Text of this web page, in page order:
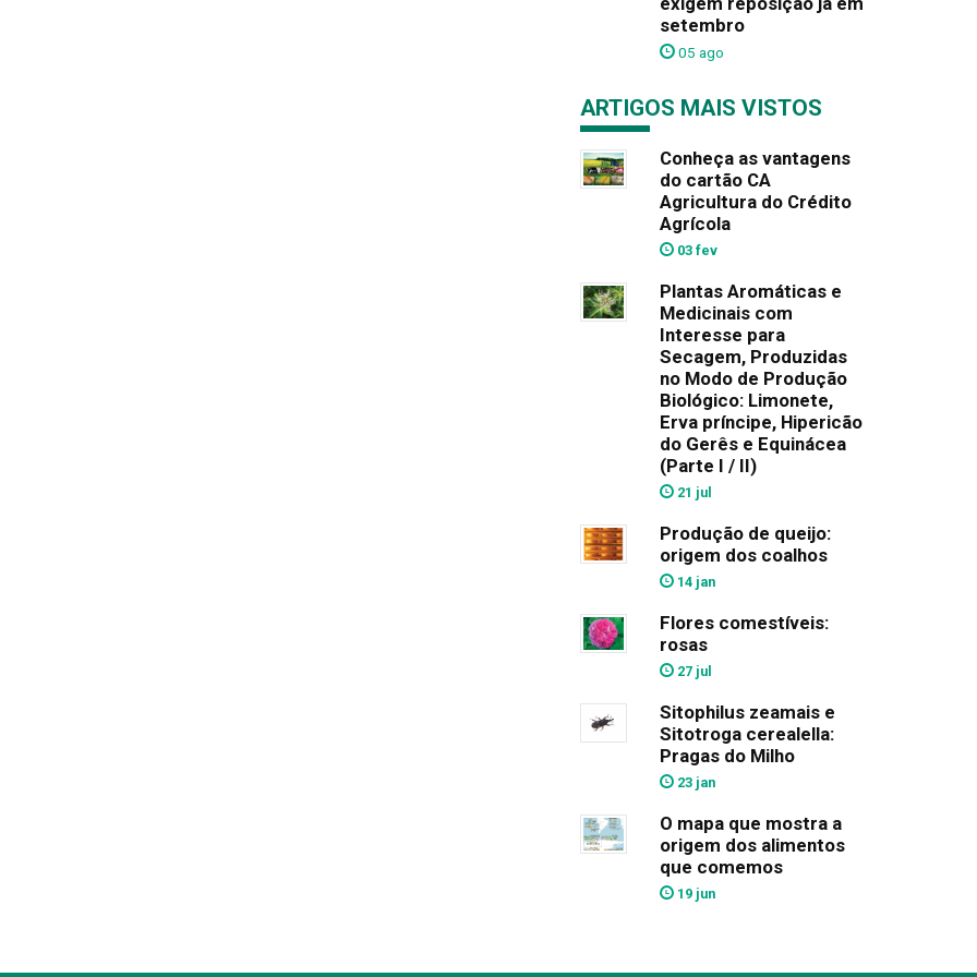
setembro
05 ago
ARTIGOS MAIS VISTOS
Conheça as vantagens
do cartão CA
Agricultura do Crédito
Agrícola
03 fev
Plantas Aromáticas e
Medicinais com
Interesse para
Secagem, Produzidas
no Modo de Produção
Biológico: Limonete,
Erva príncipe, Hipericão
do Gerês e Equinácea
(Parte I / II)
21 jul
Produção de queijo:
origem dos coalhos
14 jan
Flores comestíveis:
rosas
27 jul
Sitophilus zeamais e
Sitotroga cerealella:
Pragas do Milho
23 jan
O mapa que mostra a
origem dos alimentos
que comemos
19 jun